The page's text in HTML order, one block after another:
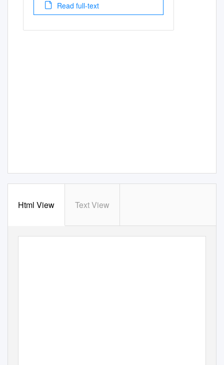
Read full-text
Html View Text View